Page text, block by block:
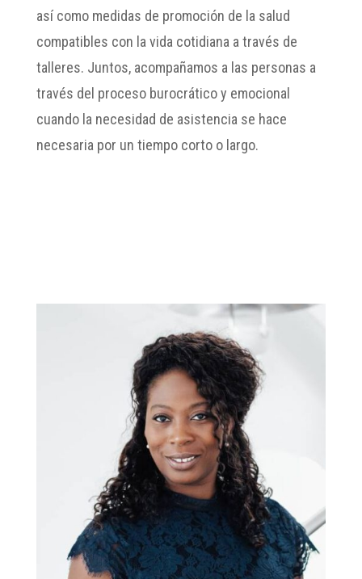
así como medidas de promoción de la salud
compatibles con la vida cotidiana a través de
talleres. Juntos, acompañamos a las personas a
través del proceso burocrático y emocional
cuando la necesidad de asistencia se hace
necesaria por un tiempo corto o largo.